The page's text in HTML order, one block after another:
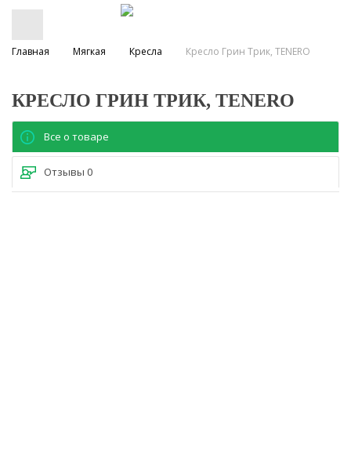
Главная Мягкая Кресла Кресло Грин Трик, TENERO
КРЕСЛО ГРИН ТРИК, TENERO
Все о товаре
Отзывы 0